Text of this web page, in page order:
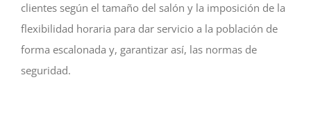
clientes según el tamaño del salón y la imposición de la
flexibilidad horaria para dar servicio a la población de
forma escalonada y, garantizar así, las normas de
seguridad.